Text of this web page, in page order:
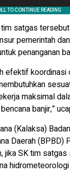
satgas
pemerintah
penanganan
efektif koordinasi
maksimal
banjir,”
(Kalaksa) Badan
Daerah (BPBD)
jika SK tim satgas